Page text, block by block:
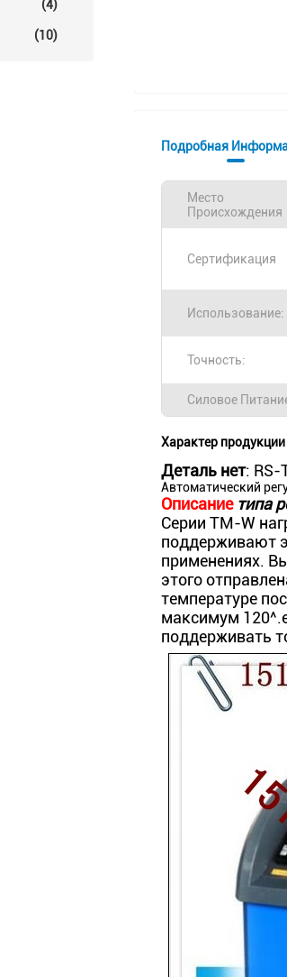
(4)
(10)
Подробная
Место
Происхождения
Сертификация
Использование:
Точность:
Силовое
Характер продукции
Деталь нет: RS-
Автоматический
Описание типа
Серии TM-W
поддерживают
применениях.
этого
температуре
максимум
поддерживать